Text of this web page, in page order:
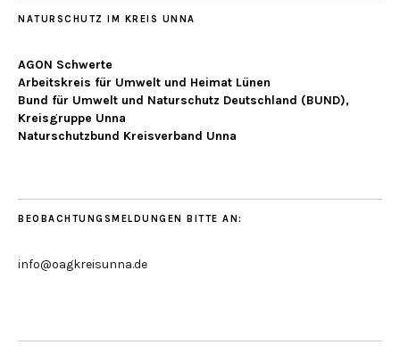
NATURSCHUTZ IM KREIS UNNA
AGON Schwerte
Arbeitskreis für Umwelt und Heimat Lünen
Bund für Umwelt und Naturschutz Deutschland (BUND),
Kreisgruppe Unna
Naturschutzbund Kreisverband Unna
BEOBACHTUNGSMELDUNGEN BITTE AN:
info@oagkreisunna.de